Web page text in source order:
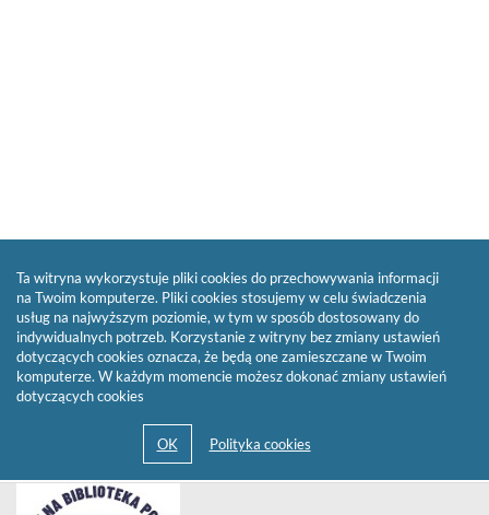
Ta witryna wykorzystuje pliki cookies do przechowywania informacji
na Twoim komputerze. Pliki cookies stosujemy w celu świadczenia
usług na najwyższym poziomie, w tym w sposób dostosowany do
indywidualnych potrzeb. Korzystanie z witryny bez zmiany ustawień
dotyczących cookies oznacza, że będą one zamieszczane w Twoim
komputerze. W każdym momencie możesz dokonać zmiany ustawień
dotyczących cookies